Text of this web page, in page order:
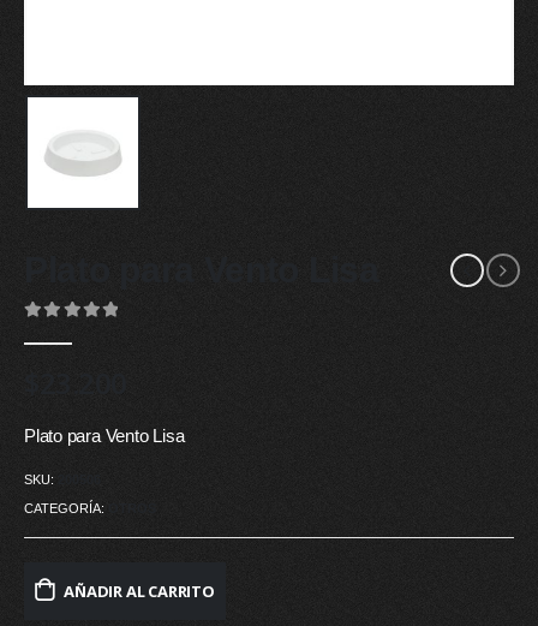
Plato para Vento Lisa
SKU:
CATEGORÍA:
AÑADIR AL CARRITO